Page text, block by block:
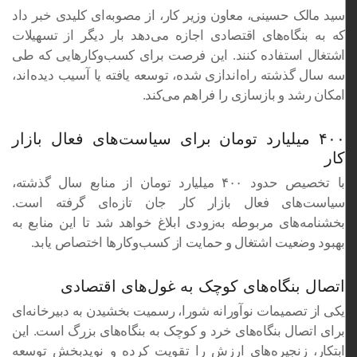
سید مالک حسینی، معاون وزیر کار، از مصوبه‌ای کلیدی خبر داد
که به بنگاه‌های اقتصادی اجازه می‌دهد بار دیگر از تسهیلات
اشتغال استفاده کنند. این فرصت برای کسب‌وکارهایی که طی
سه سال گذشته راه‌اندازی شده، توسعه یافته یا آسیب دیده‌اند،
امکان رشد و بازسازی را فراهم می‌کند.
۴۰۰ میلیارد تومان برای سیاست‌های فعال بازار
کار
با تخصیص حدود ۴۰۰ میلیارد تومان از منابع سال گذشته،
سیاست‌های فعال بازار کار جان تازه‌ای گرفته است.
بخشنامه‌های مربوطه به‌زودی ابلاغ خواهد شد تا این منابع به
بهبود وضعیت اشتغال و حمایت از کسب‌وکارها اختصاص یابد.
اتصال بنگاه‌های کوچک به غول‌های اقتصادی
یکی از تصمیمات نوآورانه شورا، رسمیت بخشیدن به دبیرخانه‌ای
برای اتصال بنگاه‌های خرد و کوچک به بنگاه‌های بزرگ است. این
ابتکار، زنجیره‌های ارزش را تقویت کرده و نویدبخش توسعه